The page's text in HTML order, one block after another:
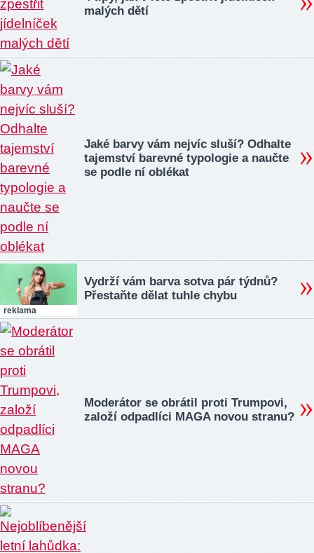
malých dětí
Jaké barvy vám nejvíc sluší? Odhalte
tajemství barevné typologie a naučte
se podle ní oblékat
reklama
Vydrží vám barva sotva pár týdnů?
Přestaňte dělat tuhle chybu
Moderátor se obrátil proti Trumpovi,
založí odpadlíci MAGA novou stranu?